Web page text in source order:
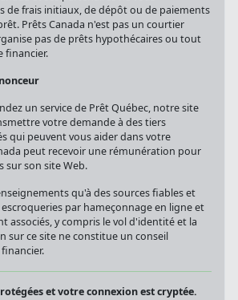
de frais initiaux, de dépôt ou de paiements
Prêts Canada n'est pas un courtier
pas de prêts hypothécaires ou tout
financier.
un service de Prêt Québec, notre site
votre demande à des tiers
qui peuvent vous aider dans votre
peut recevoir une rémunération pour
sur son site Web.
qu'à des sources fiables et
par hameçonnage en ligne et
associés, y compris le vol d'identité et la
sur ce site ne constitue un conseil
et votre connexion est cryptée.